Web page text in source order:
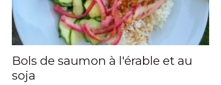
Bols de saumon à l'érable et au
soja